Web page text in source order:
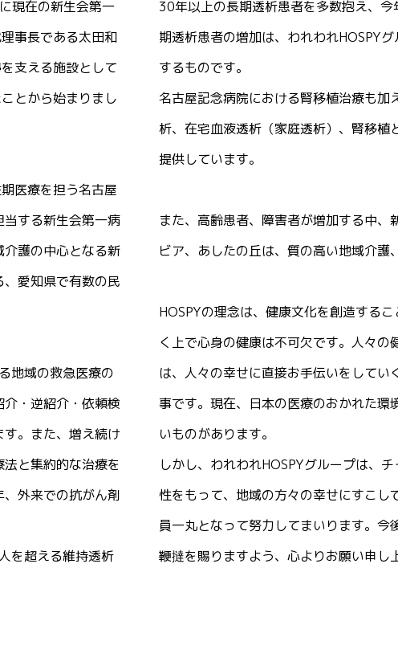
現在の新生会第一
事長である太田和
支える施設として
とから始まりまし
医療を担う名古屋
する新生会第一病
護の中心となる新
愛知県で有数の民
地域の救急医療の
・逆紹介・依頼検
。また、増え続け
と集約的な治療を
外来での抗がん剤
を超える維持透析
30年以上の長期透析患者を多数抱え、
期透析患者の増加は、われわれHOSPY
するものです。
名古屋記念病院における腎移植治療も
析、在宅血液透析（家庭透析）、腎移
提供しています。
また、高齢患者、障害者が増加する中
ビア、あしたの丘は、質の高い地域介護
HOSPYの理念は、健康文化を創造する
く上で心身の健康は不可欠です。人々
は、人々の幸せに直接お手伝いをして
事です。現在、日本の医療のおかれた
いものがあります。
しかし、われわれHOSPYグループは、
性をもって、地域の方々の幸せにすこ
員一丸となって努力してまいります。
鞭撻を賜りますよう、心よりお願い申し